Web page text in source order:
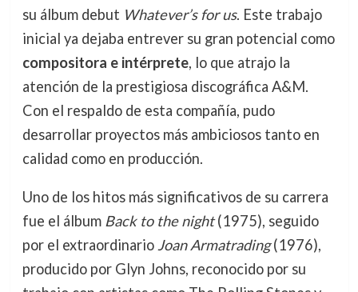
su álbum debut Whatever’s for us. Este trabajo
inicial ya dejaba entrever su gran potencial como
compositora e intérprete, lo que atrajo la
atención de la prestigiosa discográfica A&M.
Con el respaldo de esta compañía, pudo
desarrollar proyectos más ambiciosos tanto en
calidad como en producción.
Uno de los hitos más significativos de su carrera
fue el álbum Back to the night(1975), seguido
por el extraordinario Joan Armatrading(1976),
producido por Glyn Johns, reconocido por su